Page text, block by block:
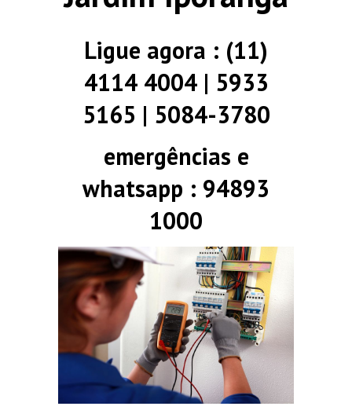
Ligue agora : (11)
4114 4004 | 5933
5165 | 5084-3780
emergências e
whatsapp : 94893
1000